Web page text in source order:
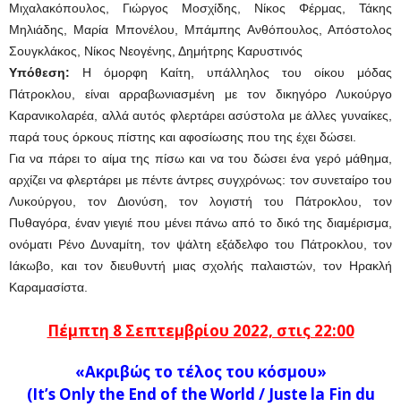
Μιχαλακόπουλος, Γιώργος Μοσχίδης, Νίκος Φέρμας, Τάκης
Μηλιάδης, Μαρία Μπονέλου, Μπάμπης Ανθόπουλος, Απόστολος
Σουγκλάκος, Νίκος Νεογένης, Δημήτρης Καρυστινός
Υπόθεση: Η όμορφη Καίτη, υπάλληλος του οίκου μόδας
Πάτροκλου, είναι αρραβωνιασμένη με τον δικηγόρο Λυκούργο
Καρανικολαρέα, αλλά αυτός φλερτάρει ασύστολα με άλλες γυναίκες,
παρά τους όρκους πίστης και αφοσίωσης που της έχει δώσει.
Για να πάρει το αίμα της πίσω και να του δώσει ένα γερό μάθημα,
αρχίζει να φλερτάρει με πέντε άντρες συγχρόνως: τον συνεταίρο του
Λυκούργου, τον Διονύση, τον λογιστή του Πάτροκλου, τον
Πυθαγόρα, έναν γιεγιέ που μένει πάνω από το δικό της διαμέρισμα,
ονόματι Ρένο Δυναμίτη, τον ψάλτη εξάδελφο του Πάτροκλου, τον
Ιάκωβο, και τον διευθυντή μιας σχολής παλαιστών, τον Ηρακλή
Καραμασίστα.
Πέμπτη 8 Σεπτεμβρίου 2022, στις 22:00
«Ακριβώς το τέλος του κόσμου»
(It’s Only the End of the World / Juste la Fin du